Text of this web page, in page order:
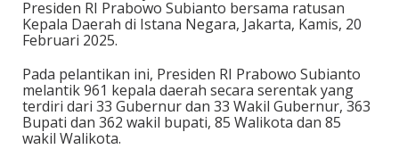
Presiden RI Prabowo Subianto bersama ratusan
Kepala Daerah di Istana Negara, Jakarta, Kamis, 20
Februari 2025.
Pada pelantikan ini, Presiden RI Prabowo Subianto
melantik 961 kepala daerah secara serentak yang
terdiri dari 33 Gubernur dan 33 Wakil Gubernur, 363
Bupati dan 362 wakil bupati, 85 Walikota dan 85
wakil Walikota.